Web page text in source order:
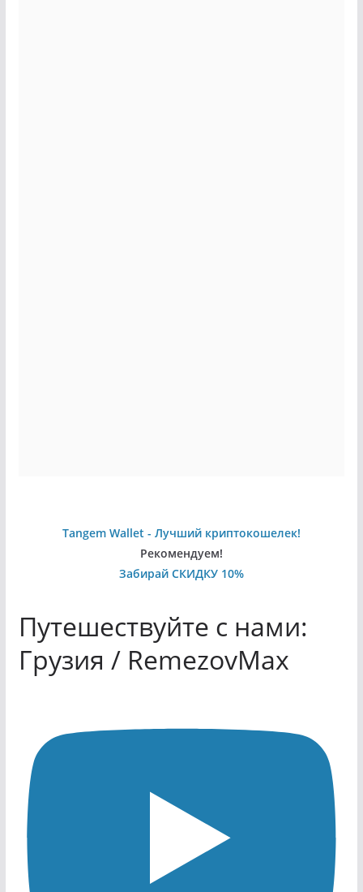
Tangem Wallet - Лучший криптокошелек!
Рекомендуем!
Забирай СКИДКУ 10%
Путешествуйте с нами:
Грузия / RemezovMax